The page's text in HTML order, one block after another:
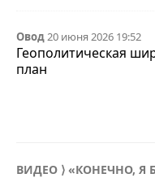
Овод20 июня 2026 19:52
Геополитическая
план
ВИДЕО ⟩ «КОНЕЧНО,